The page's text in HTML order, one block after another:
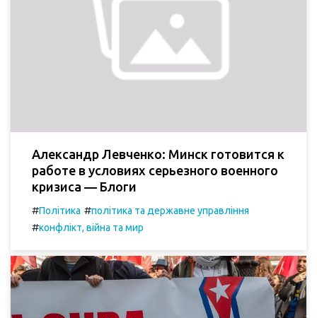
Александр Левченко: Минск готовится к
работе в условиях серьезного военного
кризиса — Блоги
#Політика #політика та державне управління
#конфлікт, війна та мир